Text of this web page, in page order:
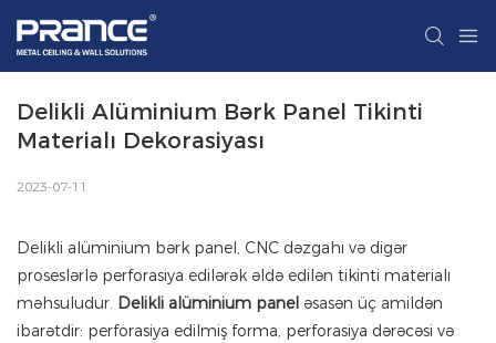
Delikli Alüminium Bərk Panel Tikinti
Materialı Dekorasiyası
2023-07-11
Delikli alüminium bərk panel, CNC dəzgahı və digər
proseslərlə perforasiya edilərək əldə edilən tikinti materialı
məhsuludur. Delikli alüminium panel əsasən üç amildən
ibarətdir: perforasiya edilmiş forma, perforasiya dərəcəsi və